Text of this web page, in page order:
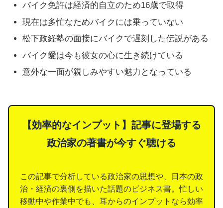
バイク免許は経済的自立のため16歳で取得
現在は多忙なためバイクには乗っていない
松下政経塾の面接にバイクで遅刻した伝説がある
バイク愛は今も彼女の心に生き続けている
意外な一面が親しみやすい魅力となっている
【効率的なインプット】記事に登場する
政治家の著書が今すぐ聴ける
この記事で分析している政治家の思想や、日本の政
治・経済の裏側を描いた話題のビジネス書。忙しい
移動中や作業中でも、耳からのインプットなら効率